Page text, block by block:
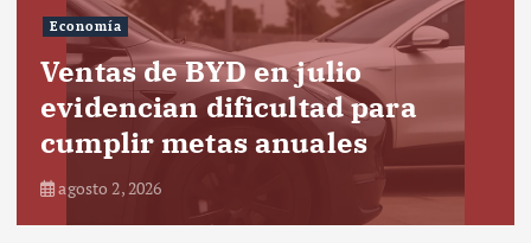
Economía
Ventas de BYD en julio
evidencian dificultad para
cumplir metas anuales
agosto 2, 2026